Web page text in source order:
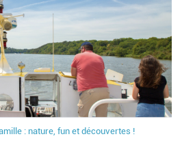
: nature, fun et découvertes !